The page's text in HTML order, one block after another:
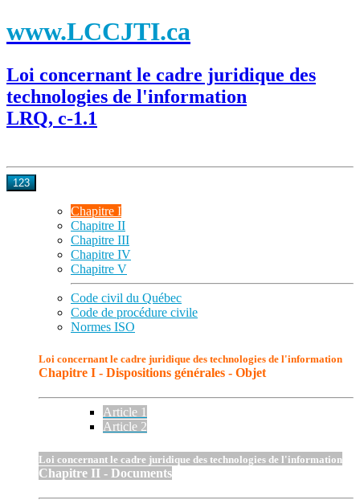
www.LCCJTI.ca
Loi concernant le cadre juridique des
technologies de l'information
LRQ, c-1.1
123
Chapitre I
Chapitre II
Chapitre III
Chapitre IV
Chapitre V
Code civil du Québec
Code de procédure civile
Normes ISO
Loi concernant le cadre juridique des technologies de l'information
Chapitre I - Dispositions générales - Objet
Article 1
Article 2
Loi concernant le cadre juridique des technologies de l'information
Chapitre II - Documents